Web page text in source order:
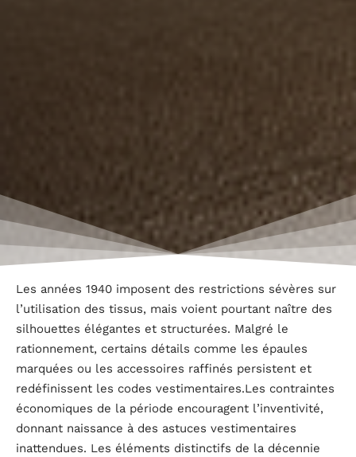
Les années 1940 imposent des restrictions sévères sur
l’utilisation des tissus, mais voient pourtant naître des
silhouettes élégantes et structurées. Malgré le
rationnement, certains détails comme les épaules
marquées ou les accessoires raffinés persistent et
redéfinissent les codes vestimentaires.Les contraintes
économiques de la période encouragent l’inventivité,
donnant naissance à des astuces vestimentaires
inattendues. Les éléments distinctifs de la décennie